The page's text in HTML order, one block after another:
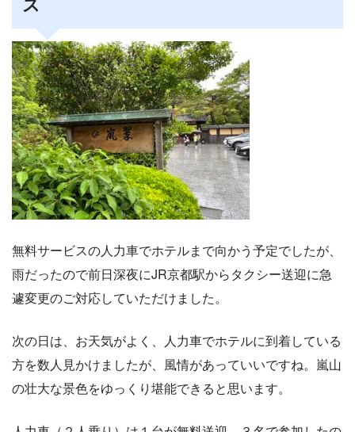
無料サービスの人力車でホテルまで向かう予定でしたが、
雨だったので前日深夜にJR京都駅からタクシー送迎に急
遽変更のご対応していただけました。
次の日は、お天気がよく、人力車でホテルに到着している
方を数人見かけましたが、風情があっていいですね。嵐山
の壮大な景色をゆっくり堪能できると思います。